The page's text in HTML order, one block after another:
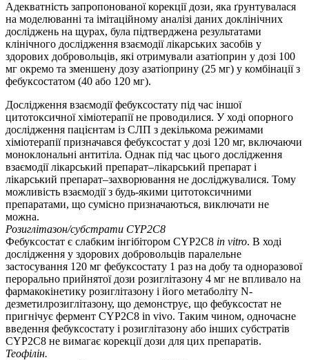
Адекватність запропонованої корекції дози, яка ґрунтувалася
на моделюванні та імітаційному аналізі даних доклінічних
досліджень на щурах, була підтверджена результатами
клінічного дослідження взаємодії лікарських засобів у
здорових добровольців, які отримували азатіоприн у дозі 100
мг окремо та зменшену дозу азатіоприну (25 мг) у комбінації з
фебуксостатом (40 або 120 мг).
Дослідження взаємодії фебуксостату під час іншої
цитотоксичної хіміотерапії не проводилися. У ході опорного
дослідження пацієнтам із СЛП з декількома режимами
хіміотерапії призначався фебуксостат у дозі 120 мг, включаючи
моноклональні антитіла. Однак під час цього дослідження
взаємодії лікарський препарат–лікарський препарат і
лікарський препарат–захворювання не досліджувалися. Тому
можливість взаємодії з будь-якими цитотоксичними
препаратами, що сумісно призначаються, виключати не
можна.
Розиглітазон/субстрати CYP2C8
Фебуксостат є слабким інгібітором CYP2C8 in vitro. В ході
дослідження у здорових добровольців паралельне
застосування 120 мг фебуксостату 1 раз на добу та одноразової
перорально прийнятої дози розиглітазону 4 мг не впливало на
фармакокінетику розиглітазону і його метаболіту N-
дезметилрозиглітазону, що демонструє, що фебуксостат не
пригнічує фермент CYP2C8 in vivo. Таким чином, одночасне
введення фебуксостату і розиглітазону або інших субстратів
CYP2C8 не вимагає корекції дози для цих препаратів.
Теофілін.